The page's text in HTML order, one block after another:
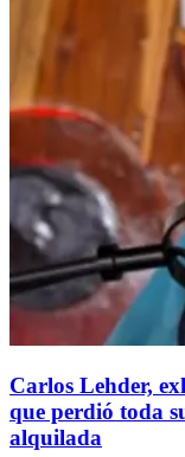
Carlos Lehder,
que perdió toda
alquilada